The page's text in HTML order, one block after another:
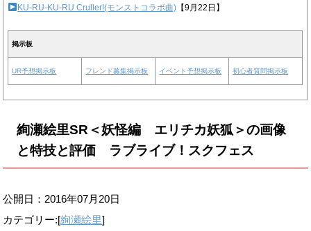
KU-RU-KU-RU Cruller!(モンストコラボ曲) 【9月22日】
掲示板
UR予想掲示板 フレンド募集掲示板 イベント予想掲示板 初心者質問掲示板
絢瀬絵里SR＜妖怪編 エリチカ妖狐＞の画像
と特技と評価 ラブライブ！スクフェス
公開日： 2016年07月20日
カテゴリー:[絢瀬絵里]